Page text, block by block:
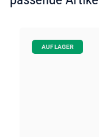
AUF LAGER